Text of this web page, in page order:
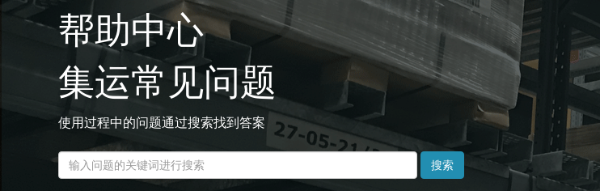
帮助中心
集运常见问题
使用过程中的问题通过搜索找到答案